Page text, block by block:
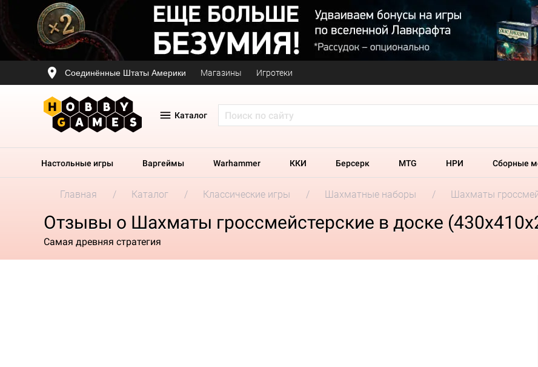
Соединённые Штаты Америки Магазины Игротеки
Каталог
Настольные игры Варгеймы Warhammer ККИ Берсерк MTG НРИ Сборные
Главная Каталог Классические игры Шахматные наборы Шахматы
Отзывы о Шахматы гроссмейстерские в доске
Самая древняя стратегия